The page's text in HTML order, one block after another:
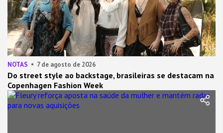
NOTAS 7 de agosto de 2026
Do street style ao backstage, brasileiras se destacam na
Copenhagen Fashion Week